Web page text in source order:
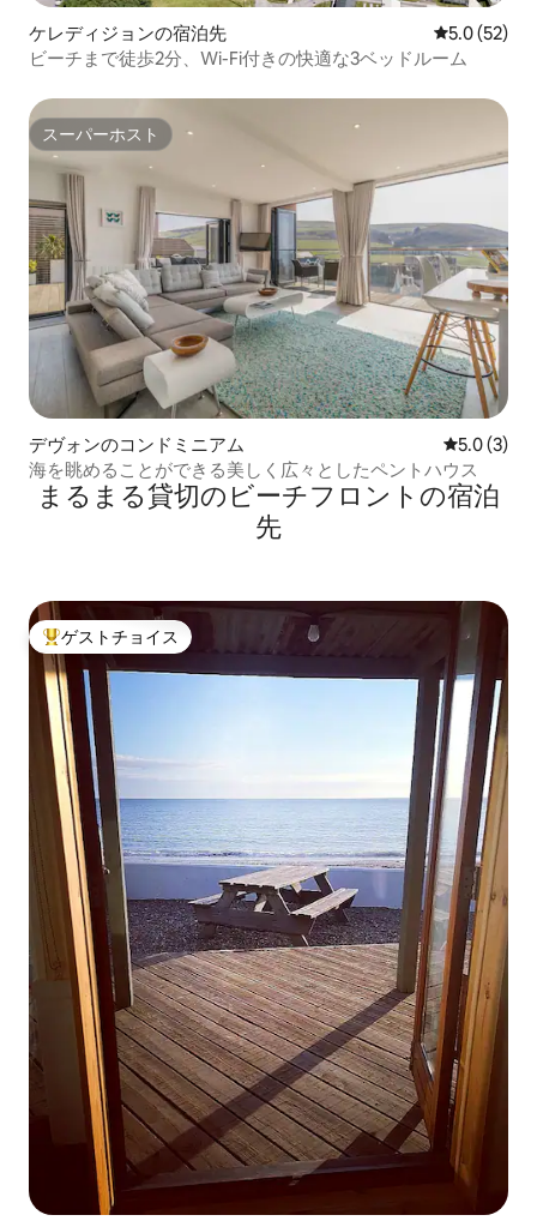
ケレディジョンの宿泊先 レビュー52
5.0 (52)
ビーチまで徒歩2分、Wi-Fi付きの快適な3ベッドルーム
スーパーホスト
スーパーホスト
デヴォンのコンドミニアム レビュー3
5.0 (3)
海を眺めることができる美しく広々としたペントハウス
まるまる貸切のビーチフロントの宿泊
先
大好評のゲストチョイスです。
ゲストチョイス